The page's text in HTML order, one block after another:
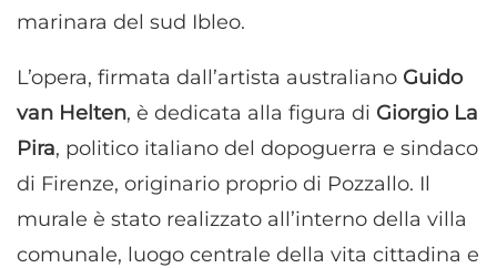
marinara del sud Ibleo.
L’opera, firmata dall’artista australiano Guido
van Helten, è dedicata alla figura di Giorgio La
Pira, politico italiano del dopoguerra e sindaco
di Firenze, originario proprio di Pozzallo. Il
murale è stato realizzato all’interno della villa
comunale, luogo centrale della vita cittadina e